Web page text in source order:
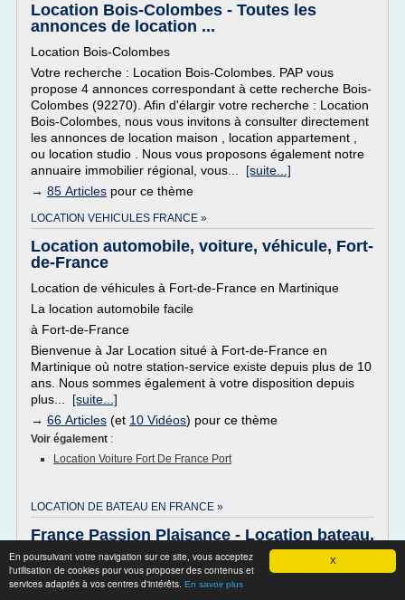
X
En poursuivant votre navigation sur ce site, vous acceptez
l'utilisation de cookies pour vous proposer des contenus et
services adaptés à vos centres d'intérêts. En savoir plus
Location Bois-Colombes - Toutes les
annonces de location ...
Location Bois-Colombes
Votre recherche : Location Bois-Colombes. PAP vous
propose 4 annonces correspondant à cette recherche Bois-
Colombes (92270). Afin d'élargir votre recherche : Location
Bois-Colombes, nous vous invitons à consulter directement
les annonces de location maison , location appartement ,
ou location studio . Nous vous proposons également notre
annuaire immobilier régional, vous... [suite...]
→ 85 Articles pour ce thème
LOCATION VEHICULES FRANCE »
Location automobile, voiture, véhicule, Fort-
de-France
Location de véhicules à Fort-de-France en Martinique
La location automobile facile
à Fort-de-France
Bienvenue à Jar Location situé à Fort-de-France en
Martinique où notre station-service existe depuis plus de 10
ans. Nous sommes également à votre disposition depuis
plus... [suite...]
→ 66 Articles (et 10 Vidéos) pour ce thème
Voir également :
Location Voiture Fort De France Port
LOCATION DE BATEAU EN FRANCE »
France Passion Plaisance - Location bateau,
location ...
Location de bateau et location de péniche en France et en
Europe